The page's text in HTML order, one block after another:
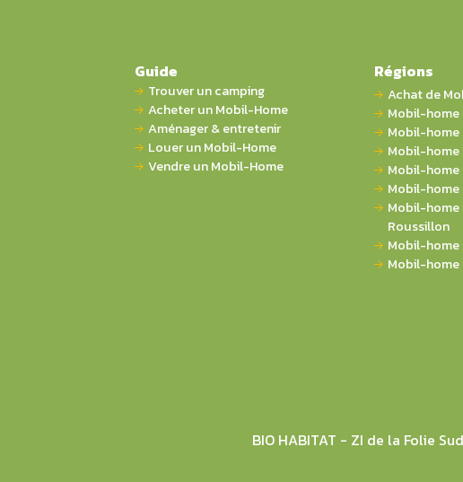
BIO HABITAT - ZI de la Folie
Guide
Trouver un camping
Acheter un Mobil-Home
Aménager & entretenir
Louer un Mobil-Home
Vendre un Mobil-Home
Régions
Achat de
Mobil-home
Mobil-home
Mobil-home
Mobil-home
Mobil-
Mobil-
Roussillon
Mobil-home
Mobil-home